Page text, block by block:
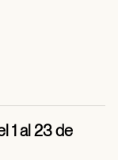
1 al 23 de